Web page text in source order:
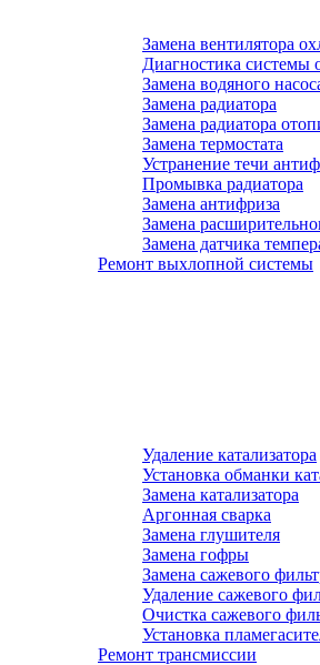
Замена вентилятора
Диагностика системы
Замена водяного
Замена радиатора
Замена радиатора
Замена термостата
Устранение течи
Промывка радиатора
Замена антифриза
Замена
Замена датчика
Ремонт выхлопной системы
Удаление катализатора
Установка обманки
Замена катализатора
Аргонная сварка
Замена глушителя
Замена гофры
Замена сажевого
Удаление сажевого
Очистка сажевого
Установка
Ремонт трансмиссии